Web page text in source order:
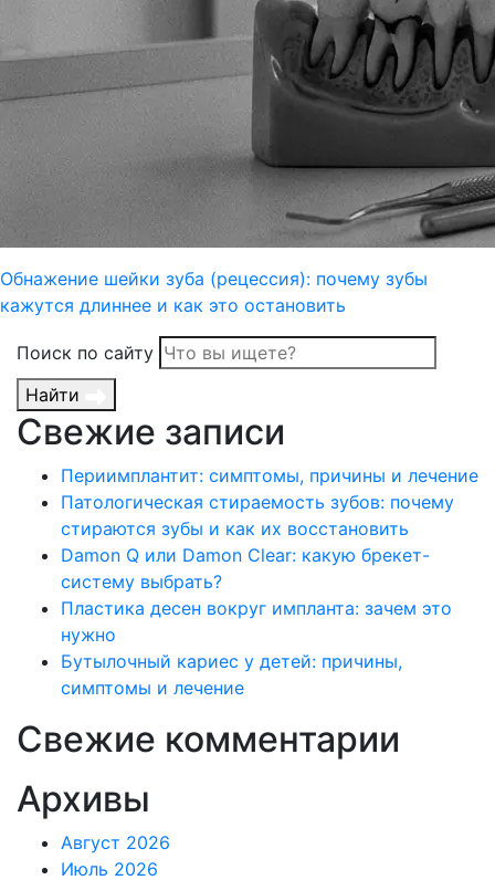
Обнажение шейки зуба (рецессия): почему зубы
кажутся длиннее и как это остановить
Поиск по сайту
Найти
Свежие записи
Периимплантит: симптомы, причины и лечение
Патологическая стираемость зубов: почему
стираются зубы и как их восстановить
Damon Q или Damon Clear: какую брекет-
систему выбрать?
Пластика десен вокруг импланта: зачем это
нужно
Бутылочный кариес у детей: причины,
симптомы и лечение
Свежие комментарии
Архивы
Август 2026
Июль 2026